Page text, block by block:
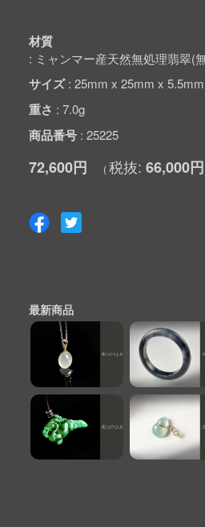
材質
ミャンマー産天然無処理翡翠(
サイズ 25mm x 25mm x 5.5mm
重さ 7.0g
商品番号 25225
72,600円 66,000円
最新商品